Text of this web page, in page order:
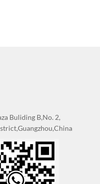
Buliding B,No. 2,